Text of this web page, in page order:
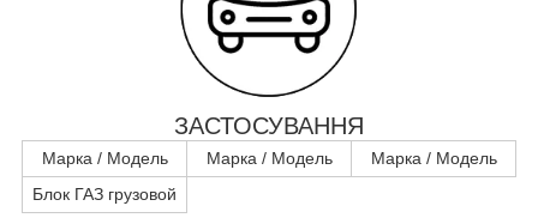
ЗАСТОСУВАННЯ
Марка / Модель Марка / Модель
Марка / Модель
Блок ГАЗ грузовой